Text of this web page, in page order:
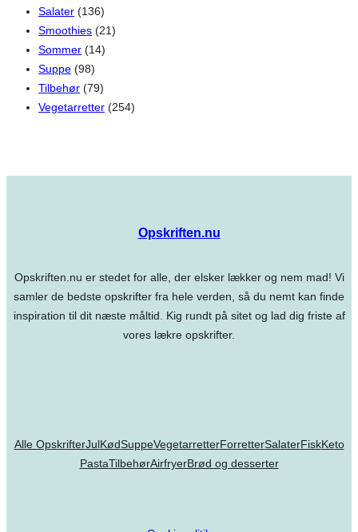
Salater (136)
Smoothies (21)
Sommer (14)
Suppe (98)
Tilbehør (79)
Vegetarretter (254)
Opskriften.nu
Opskriften.nu er stedet for alle, der elsker lækker og nem mad! Vi
samler de bedste opskrifter fra hele verden, så du nemt kan finde
inspiration til dit næste måltid. Kig rundt på sitet og lad dig friste af
vores lækre opskrifter.
Alle OpskrifterJulKødSuppeVegetarretterForretterSalaterFiskKeto
PastaTilbehørAirfryerBrød og desserter